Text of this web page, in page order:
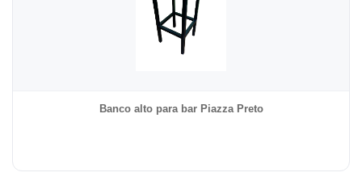
Banco alto para bar Piazza Preto